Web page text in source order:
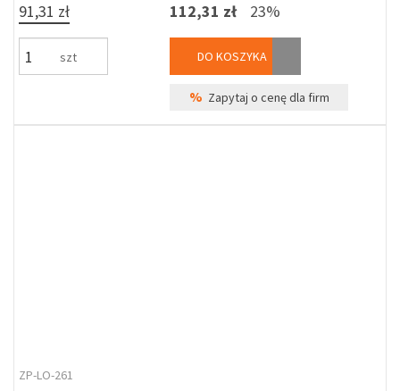
91,31 zł
szt
112,31 zł 23%
DO KOSZYKA
% Zapytaj o cenę dla firm
ZP-LO-261